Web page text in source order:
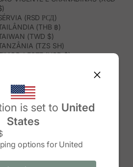
is set to United
States
options forUnited
country/region
(RSD РСД)
(THB ฿)
(TWD $)
(TZS SH)
LESTE (USD $)
TRINDADE E TOBAGO (TTD $)
TUNÍSIA (USD $)
TURQUEMENISTÃO (USD $)
(TRY ₺)
TUVALU (AUD $)
(UGX USH)
(UYU $U)
(UZS SO'M)